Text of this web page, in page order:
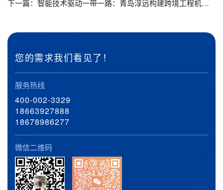
下一篇： 智能技术驱动一带一路：青岛淳远构建跨境工程机械运输新生态_青岛物流公司_青岛货代公司_青岛货运公司_青岛大件运输公司
您的需求我们看见了！
服务热线
400-002-3329
18663927888
18678986277
微信二维码